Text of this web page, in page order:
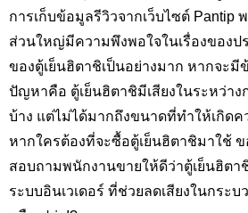
การเก็บข้อมูลรีวิวจากเว็บไซต์ Pantip
ส่วนใหญ่มีความพึงพอใจในเรื่องของ
ของตู้เย็นฮิตาชิเป็นอย่างมาก หากจะมี
ปัญหาคือ ตู้เย็นฮิตาชิมีเสียงในระหว่า
บ้าง แต่ไม่ได้มากถึงขนาดที่ทำให้เกิด
หากใครต้องที่จะซื้อตู้เย็นฮิตาชิมาใช้
สอบถามพนักงานขายให้ดีว่าตู้เย็นฮิตา
ระบบอินเวเดอร์ ที่ช่วยลดเสียงในกระ